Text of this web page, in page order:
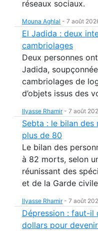
réseaux sociaux.
Mouna Aghlal - 7 août
El Jadida : deux
cambriolages
Deux personnes
Jadida,
cambriolages de
d’objets issus des
Ilyasse Rhamir- 7 août
Sebta : le bilan
plus de 80
Le bilan des
à 82 morts, selon
réunissant des
et de la Garde
Ilyasse Rhamir- 7 août
Dépression : faut-il
dollars pour